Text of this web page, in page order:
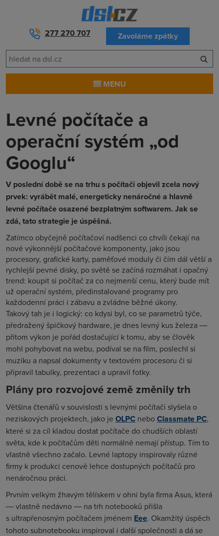
277 270 707 Zavoláme zpátky
MENU
Levné počítače a
operační systém „od
Googlu“
V poslední době se na trhu s počítači objevil zcela nový
prvek: vyrábět malé, energeticky nenáročné a hlavně
levné počítače osazené bezplatným softwarem. Jak se
zdá, tato strategie je úspěšná.
Zatímco obyčejně počítačoví nadšenci co chvíli čekají na
nové výkonnější počítačové komponenty, jako jsou
procesory, grafické karty, paměťové moduly či čím dál větší a
rychlejší pevné disky, po světě se začíná rozmáhat i opačný
trend: koupit si počítač za co nejmenší cenu, který bude mít
už operační systém, předinstalované programy pro
každodenní práci i zábavu a zvládne běžné úkony.
Takový tah je i logický: co kdysi byl, co se parametrů týče,
předražený špičkový hardware, je dnes levný kus železa ―
přitom výkon je pořád dostačující k tomu, aby se člověk
mohl pohybovat na webu, podíval se na film, poslechl si
muziku a napsal dokumenty v textovém procesoru či si
připravil tabulky, prezentaci a upravil fotky.
Plány pro rozvojové země změnily trh
Většina čtenářů v souvislosti s levnými počítači slyšela o
neziskových projektech, jako je OLPC neboClassmate PC,
které si za cíl kladou dostat počítače do chudších oblastí
světa, kde k počítačům děti normálně nemají přístup. Tím to
vlastně všechno začalo. Levné laptopy inspirovaly různé
firmy k produkci cenově lehce dostupných počítačů pro
nenáročnou práci.
Prvním velkým žhavým tělískem v ohni byla firma Asus, která
― vlastně nedávno ― na trh notebooků přišla
s ultrapřenosným počítačem jménem Eee. Okamžitý úspěch
tohoto subnotebooku inspiroval i další společnosti a dá se